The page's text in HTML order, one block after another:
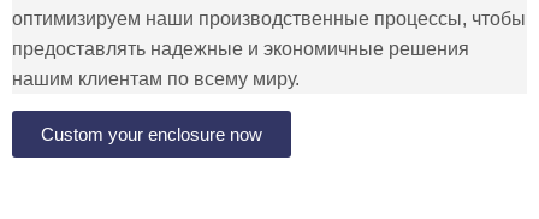
оптимизируем наши производственные процессы, чтобы
предоставлять надежные и экономичные решения
нашим клиентам по всему миру.
Custom your enclosure now